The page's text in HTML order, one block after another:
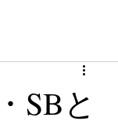
SBと